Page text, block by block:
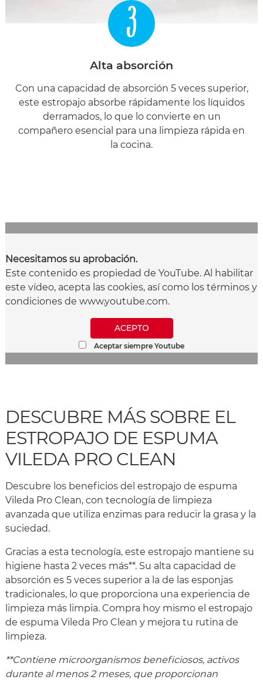
3
Alta absorción
Con una capacidad de absorción 5 veces superior,
este estropajo absorbe rápidamente los líquidos
derramados, lo que lo convierte en un
compañero esencial para una limpieza rápida en
la cocina.
Necesitamos su aprobación.
Este contenido es propiedad de YouTube. Al habilitar
este vídeo, acepta las cookies, así como los términos y
condiciones de www.youtube.com.
ACEPTO
Aceptar siempre Youtube
DESCUBRE MÁS SOBRE EL
ESTROPAJO DE ESPUMA
VILEDA PRO CLEAN
Descubre los beneficios del estropajo de espuma
Vileda Pro Clean, con tecnología de limpieza
avanzada que utiliza enzimas para reducir la grasa y la
suciedad.
Gracias a esta tecnología, este estropajo mantiene su
higiene hasta 2 veces más**. Su alta capacidad de
absorción es 5 veces superior a la de las esponjas
tradicionales, lo que proporciona una experiencia de
limpieza más limpia. Compra hoy mismo el estropajo
de espuma Vileda Pro Clean y mejora tu rutina de
limpieza.
**Contiene microorganismos beneficiosos, activos
durante al menos 2 meses, que proporcionan